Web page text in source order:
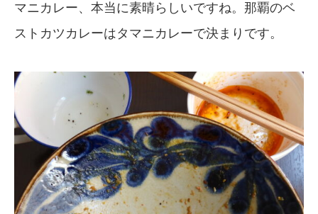
マニカレー、本当に素晴らしいですね。那覇のベ
ストカツカレーはタマニカレーで決まりです。